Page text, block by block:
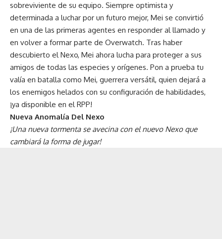
sobreviviente de su equipo. Siempre optimista y
determinada a luchar por un futuro mejor, Mei se convirtió
en una de las primeras agentes en responder al llamado y
en volver a formar parte de Overwatch. Tras haber
descubierto el Nexo, Mei ahora lucha para proteger a sus
amigos de todas las especies y orígenes. Pon a prueba tu
valía en batalla como Mei, guerrera versátil, quien dejará a
los enemigos helados con su configuración de habilidades,
¡ya disponible en el RPP!
Nueva Anomalía Del Nexo
¡Una nueva tormenta se avecina con el nuevo Nexo que
cambiará la forma de jugar!